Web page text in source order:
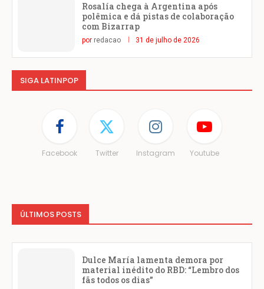
Rosalía chega à Argentina após
polêmica e dá pistas de colaboração
com Bizarrap
por redacao 31 de julho de 2026
SIGA LATINPOP
Facebook Twitter Instagram Youtube
ÚLTIMOS POSTS
Dulce María lamenta demora por
material inédito do RBD: “Lembro dos
fãs todos os dias”